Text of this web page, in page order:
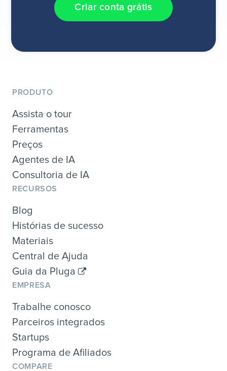
Criar conta grátis
PRODUTO
Assista o tour
Ferramentas
Preços
Agentes de IA
Consultoria de IA
RECURSOS
Blog
Histórias de sucesso
Materiais
Central de Ajuda
Guia da Pluga
EMPRESA
Trabalhe conosco
Parceiros integrados
Startups
Programa de Afiliados
COMPARE